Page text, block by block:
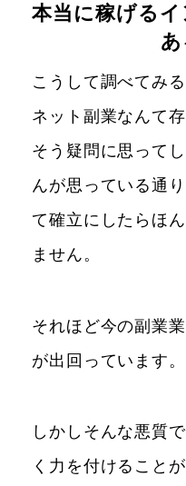
本当に稼げる
あ
こうして調べてみ
ネット副業なんて
そう疑問に思って
んが思っている通
て確立にしたらほ
ません。
それほど今の副業
が出回っています。
しかしそんな悪質
く力を付けること